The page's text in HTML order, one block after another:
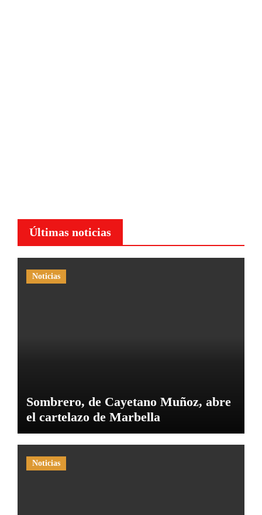
Últimas noticias
Noticias
Sombrero, de Cayetano Muñoz, abre
el cartelazo de Marbella
Noticias